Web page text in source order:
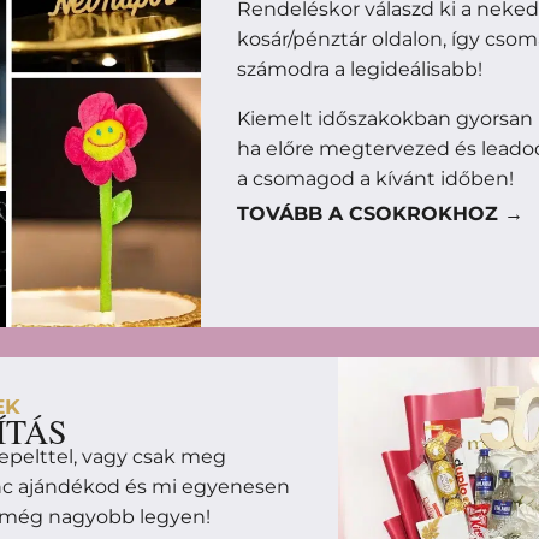
Rendeléskor válaszd ki a
kosár/pénztár oldalon, így
számodra a legideálisabb!
Kiemelt időszakokban
ha előre megtervezed és
a csomagod a kívánt időben!
TOVÁBB A CSOKROKHOZ →
vagy csak meg
ajándékod és mi egyenesen
nagyobb legyen!